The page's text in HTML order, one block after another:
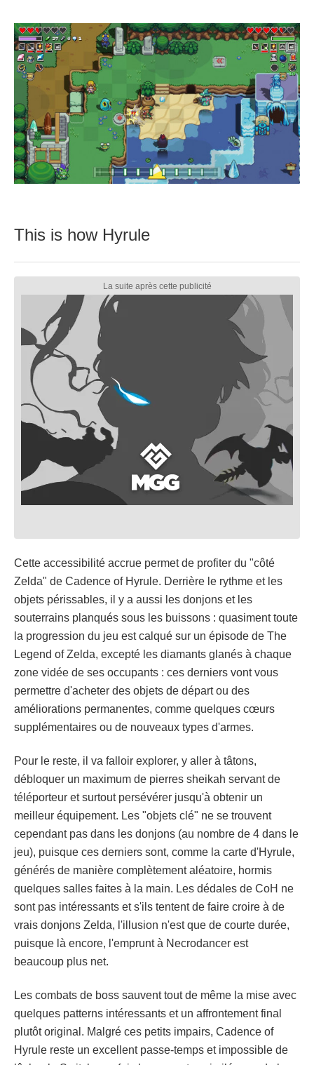
This is how Hyrule
Cette accessibilité accrue permet de profiter du "côté
Zelda" de Cadence of Hyrule. Derrière le rythme et les
objets périssables, il y a aussi les donjons et les
souterrains planqués sous les buissons : quasiment toute
la progression du jeu est calqué sur un épisode de The
Legend of Zelda, excepté les diamants glanés à chaque
zone vidée de ses occupants : ces derniers vont vous
permettre d'acheter des objets de départ ou des
améliorations permanentes, comme quelques cœurs
supplémentaires ou de nouveaux types d'armes.
Pour le reste, il va falloir explorer, y aller à tâtons,
débloquer un maximum de pierres sheikah servant de
téléporteur et surtout persévérer jusqu'à obtenir un
meilleur équipement. Les "objets clé" ne se trouvent
cependant pas dans les donjons (au nombre de 4 dans le
jeu), puisque ces derniers sont, comme la carte d'Hyrule,
générés de manière complètement aléatoire, hormis
quelques salles faites à la main. Les dédales de CoH ne
sont pas intéressants et s'ils tentent de faire croire à de
vrais donjons Zelda, l'illusion n'est que de courte durée,
puisque là encore, l'emprunt à Necrodancer est
beaucoup plus net.
Les combats de boss sauvent tout de même la mise avec
quelques patterns intéressants et un affrontement final
plutôt original. Malgré ces petits impairs, Cadence of
Hyrule reste un excellent passe-temps et impossible de